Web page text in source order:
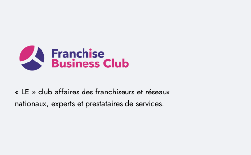
« LE » club affaires des franchiseurs et réseaux
nationaux, experts et prestataires de services.